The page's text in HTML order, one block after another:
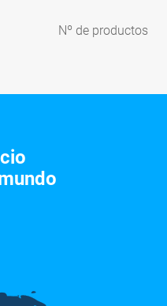
Nº de productos